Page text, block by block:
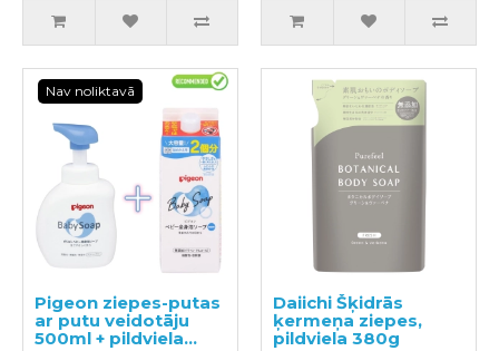
Nav noliktavā
Pigeon ziepes-putas
ar putu veidotāju
500ml + pildviela
Daiichi Šķidrās
ķermeņa ziepes,
pildviela 380g